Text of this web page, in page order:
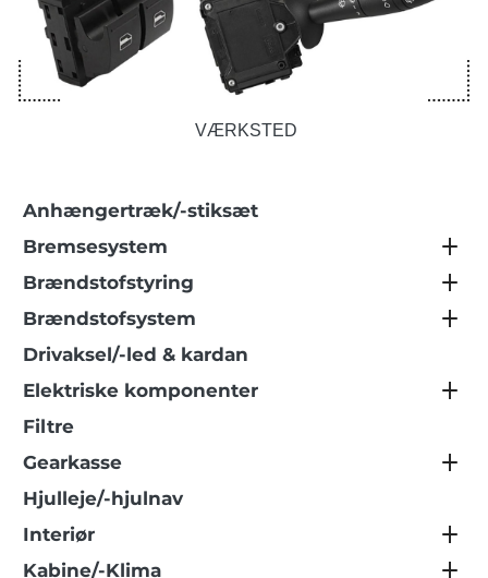
VÆRKSTED
Anhængertræk/-stiksæt
Bremsesystem
Brændstofstyring
Brændstofsystem
Drivaksel/-led & kardan
Elektriske komponenter
Filtre
Gearkasse
Hjulleje/-hjulnav
Interiør
Kabine/-Klima